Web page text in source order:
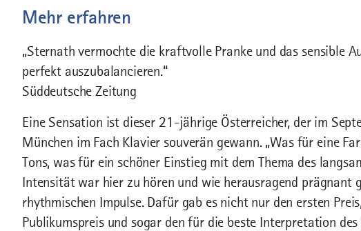
Mehr erfahren
„Sternath vermochte die kraftvolle Pranke und das sensible
perfekt auszubalancieren.“
Süddeutsche Zeitung
Eine Sensation ist dieser 21-jährige Österreicher, der im
München im Fach Klavier souverän gewann. „Was für eine
Tons, was für ein schöner Einstieg mit dem Thema des
Intensität war hier zu hören und wie herausragend prägnant
rhythmischen Impulse. Dafür gab es nicht nur den ersten
Publikumspreis und sogar den für die beste Interpretation